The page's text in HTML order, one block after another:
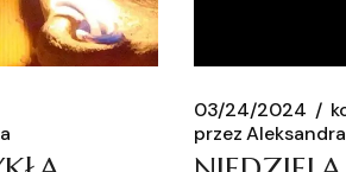
03/24/2024
przez